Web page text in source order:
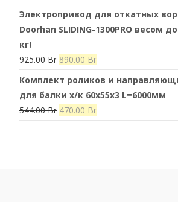
цена
составляла
цена:
890.00 Br.
Электропривод для откатных
Doorhan SLIDING-1300PRO весом
кг!
925.00Br Первоначальная
цена
составляла
925.00 Br.
890.00 BrТекущая
цена:
890.00 Br.
Комплект роликов и
для балки х/к 60х55х3 L=6000мм
544.00Br Первоначальная
цена
470.00 BrТекущая
цена: